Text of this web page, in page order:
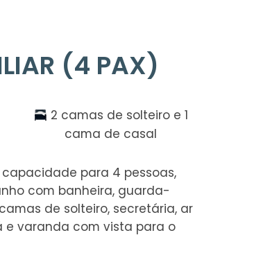
(4 PAX)
2 camas de solteiro e 1
cama de casal
para 4 pessoas,
com banheira, guarda-
de solteiro, secretária, ar
varanda com vista para o